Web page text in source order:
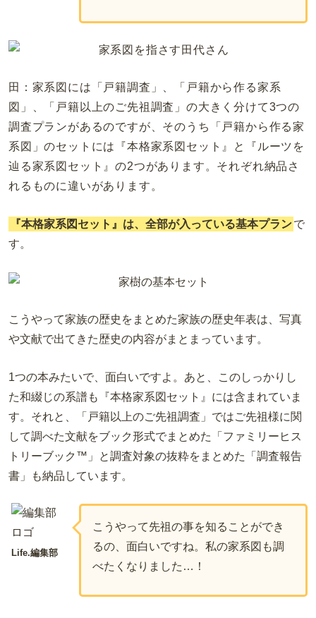
田：家系図には「戸籍調査」、「戸籍から作る家系
図」、「戸籍以上のご先祖調査」の大きく分けて3つの
調査プランがあるのですが、そのうち「戸籍から作る家
系図」のセットには『本格家系図セット』と『ルーツを
辿る家系図セット』の2つがあります。それぞれ納品さ
れるものに違いがあります。
『本格家系図セット』は、全部が入っている基本プランで
す。
こうやって家族の歴史をまとめた家族の歴史年表は、写真
や文献で出てきた歴史の内容がまとまっています。
1つの本みたいで、面白いですよ。あと、このしっかりし
た和綴じの系譜も『本格家系図セット』には含まれていま
す。それと、「戸籍以上のご先祖調査」ではご先祖様に関
して調べた文献をブック形式でまとめた「ファミリーヒス
トリーブック ™ 」と調査対象の抜粋をまとめた「調査報告
書」も納品しています。
Life.編集部
こうやって先祖の事を知ることができ
るの、面白いですね。私の家系図も調
べたくなりました…！